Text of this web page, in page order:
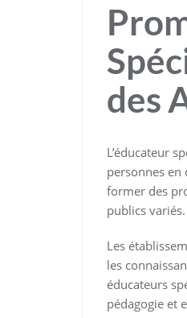
des
L’éducateur
personnes
former des
publics variés.
Les
les
éducateurs
pédagogie et